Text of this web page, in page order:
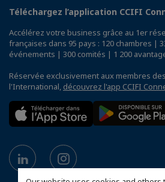
Téléchargez l’application CCIFI
Accélérez votre business grâce au 1er
françaises dans 95 pays : 120 chambres |
événements | 300 comités | 1 200
Réservée exclusivement aux membres
l'International, découvrez l'app CCIFI